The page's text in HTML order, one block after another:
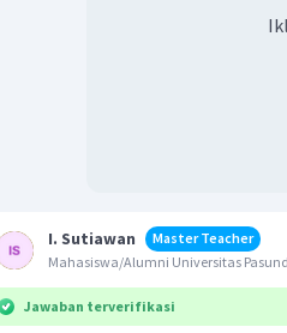
I. Sutiawan
Master Teacher
Mahasiswa/Alumni Universitas
Jawaban terverifikasi